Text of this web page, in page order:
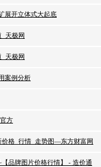
展开立体式大起底
天极网
天极网
案例分析
方
格_行情_走势图—东方财富网
品牌图片价格行情】 - 造价通